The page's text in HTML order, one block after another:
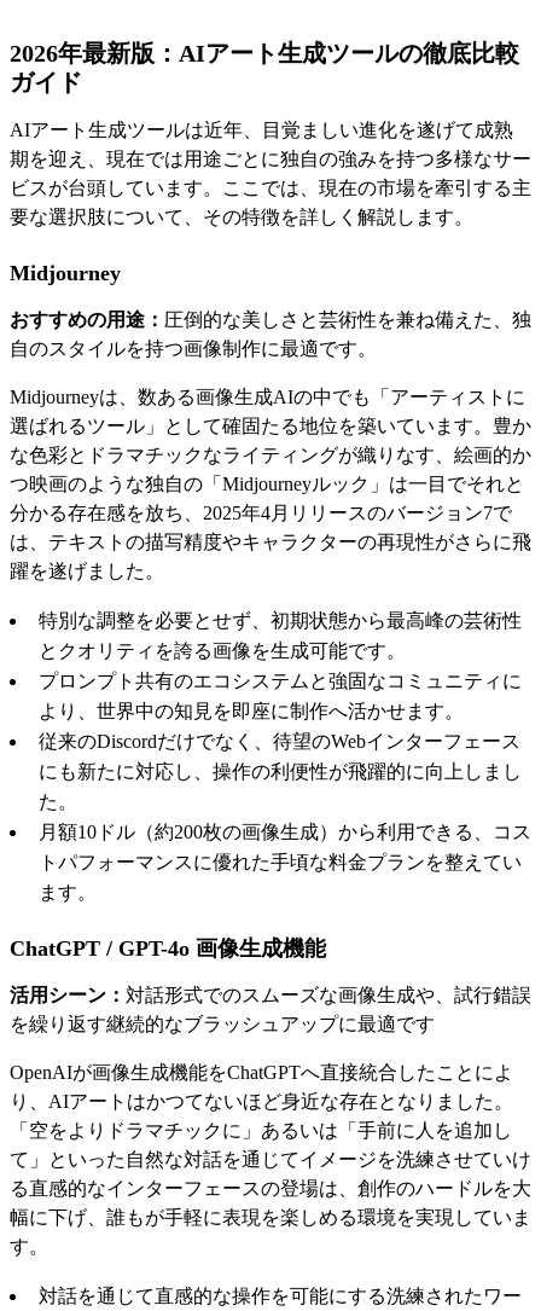
2026年最新版：AIアート生成ツールの徹底比較
ガイド
AIアート生成ツールは近年、目覚ましい進化を遂げて成熟
期を迎え、現在では用途ごとに独自の強みを持つ多様なサー
ビスが台頭しています。ここでは、現在の市場を牽引する主
要な選択肢について、その特徴を詳しく解説します。
Midjourney
おすすめの用途： 圧倒的な美しさと芸術性を兼ね備えた、独
自のスタイルを持つ画像制作に最適です。
Midjourneyは、数ある画像生成AIの中でも「アーティストに
選ばれるツール」として確固たる地位を築いています。豊か
な色彩とドラマチックなライティングが織りなす、絵画的か
つ映画のような独自の「Midjourneyルック」は一目でそれと
分かる存在感を放ち、2025年4月リリースのバージョン7で
は、テキストの描写精度やキャラクターの再現性がさらに飛
躍を遂げました。
特別な調整を必要とせず、初期状態から最高峰の芸術性
とクオリティを誇る画像を生成可能です。
プロンプト共有のエコシステムと強固なコミュニティに
より、世界中の知見を即座に制作へ活かせます。
従来のDiscordだけでなく、待望のWebインターフェース
にも新たに対応し、操作の利便性が飛躍的に向上しまし
た。
月額10ドル（約200枚の画像生成）から利用できる、コス
トパフォーマンスに優れた手頃な料金プランを整えてい
ます。
ChatGPT / GPT-4o 画像生成機能
活用シーン： 対話形式でのスムーズな画像生成や、試行錯誤
を繰り返す継続的なブラッシュアップに最適です
OpenAIが画像生成機能をChatGPTへ直接統合したことによ
り、AIアートはかつてないほど身近な存在となりました。
「空をよりドラマチックに」あるいは「手前に人を追加し
て」といった自然な対話を通じてイメージを洗練させていけ
る直感的なインターフェースの登場は、創作のハードルを大
幅に下げ、誰もが手軽に表現を楽しめる環境を実現していま
す。
対話を通じて直感的な操作を可能にする洗練されたワー